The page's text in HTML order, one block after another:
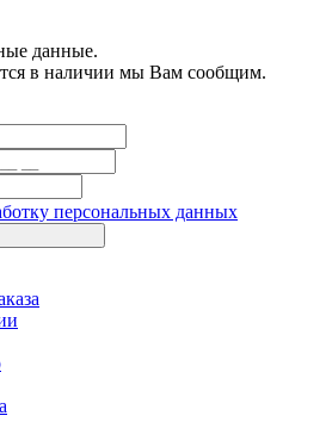
данные.
в наличии мы Вам сообщим.
персональных данных